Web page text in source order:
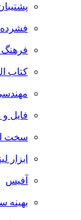
پشتیبان
فشرده ساز
فرهنگ لغت
کتاب
مهندسی
فایل و دیسک
سخت افزار
ابزار لینوکس
آفیس
بهینه ساز